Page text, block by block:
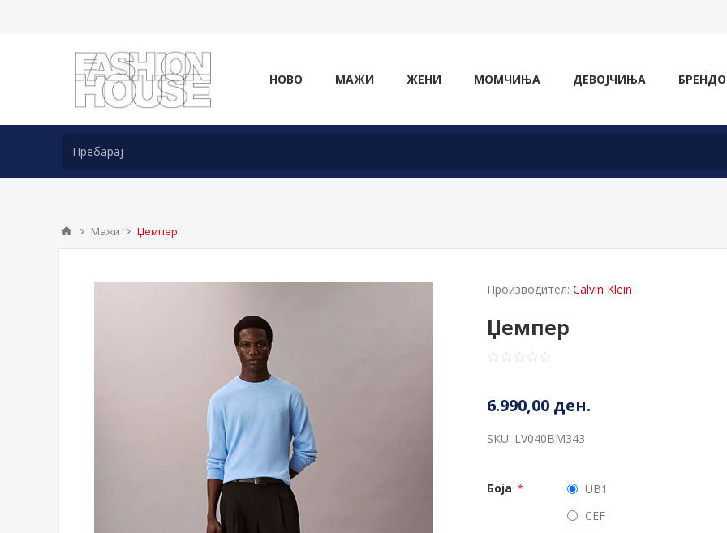
НОВО МАЖИ ЖЕНИ МОМЧИЊА ДЕВОЈЧИЊА
Мажи Џемпер
Производител: Calvin Klein
Џемпер
6.990,00 ден.
SKU: LV040BM343
Боја *
UB1
CEF